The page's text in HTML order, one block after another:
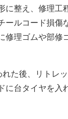
に整え、修理工
ールコード損傷
修理ゴムや部修
た後、リトレ
に台タイヤを入